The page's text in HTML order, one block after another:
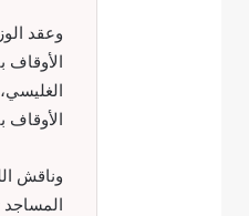
وعقد
الأوقاف
الأوقاف
وناقش
المساجد